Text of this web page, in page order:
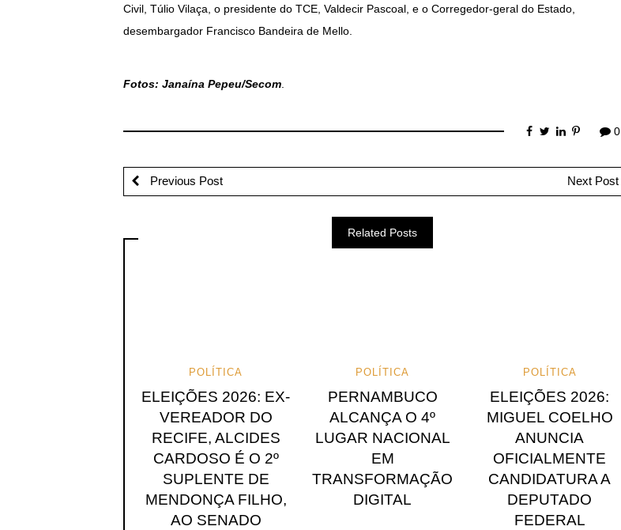
Civil, Túlio Vilaça, o presidente do TCE, Valdecir Pascoal, e o Corregedor-geral do Estado,
desembargador Francisco Bandeira de Mello.
Fotos: Janaína Pepeu/Secom.
0
Previous Post Next Post
Related Posts
POLÍTICA
ELEIÇÕES 2026: EX-
VEREADOR DO
RECIFE, ALCIDES
CARDOSO É O 2º
SUPLENTE DE
MENDONÇA FILHO,
AO SENADO
POLÍTICA
PERNAMBUCO
ALCANÇA O 4º
LUGAR NACIONAL
EM
TRANSFORMAÇÃO
DIGITAL
POLÍTICA
ELEIÇÕES 2026:
MIGUEL COELHO
ANUNCIA
OFICIALMENTE
CANDIDATURA A
DEPUTADO
FEDERAL